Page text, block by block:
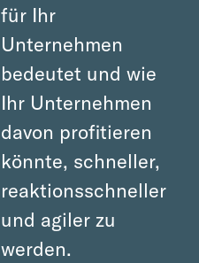
für Ihr
Unternehmen
bedeutet und wie
Ihr Unternehmen
davon profitieren
könnte, schneller,
reaktionsschneller
und agiler zu
werden.